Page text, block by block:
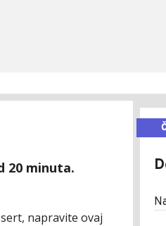
20 minuta.
napravite ovaj